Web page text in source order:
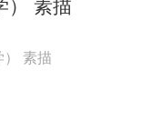
） 素描